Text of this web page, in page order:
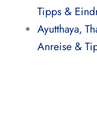
Tipps &
Ayutthaya,
Anreise &